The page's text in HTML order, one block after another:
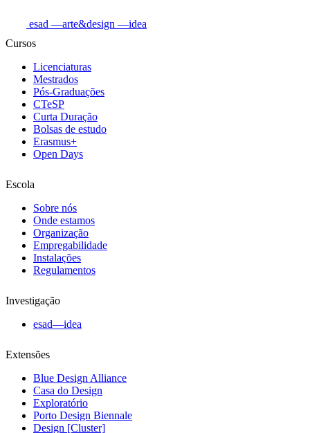
esad —arte&design —idea
Cursos
Licenciaturas
Mestrados
Pós-Graduações
CTeSP
Curta Duração
Bolsas de estudo
Erasmus+
Open Days
Escola
Sobre nós
Onde estamos
Organização
Empregabilidade
Instalações
Regulamentos
Investigação
esad—idea
Extensões
Blue Design Alliance
Casa do Design
Exploratório
Porto Design Biennale
Design [Cluster]